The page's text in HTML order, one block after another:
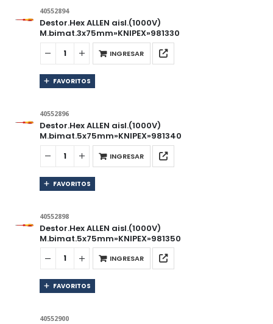
40552894
Destor.Hex ALLEN aisl.(1000V)
M.bimat.3x75mm»KNIPEX»981330
INGRESAR
FAVORITOS
40552896
Destor.Hex ALLEN aisl.(1000V)
M.bimat.5x75mm»KNIPEX»981340
INGRESAR
FAVORITOS
40552898
Destor.Hex ALLEN aisl.(1000V)
M.bimat.5x75mm»KNIPEX»981350
INGRESAR
FAVORITOS
40552900